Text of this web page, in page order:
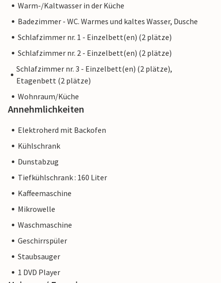
Warm-/Kaltwasser in der Küche
Badezimmer - WC. Warmes und kaltes Wasser, Dusche
Schlafzimmer nr. 1 - Einzelbett(en) (2 plätze)
Schlafzimmer nr. 2 - Einzelbett(en) (2 plätze)
Schlafzimmer nr. 3 - Einzelbett(en) (2 plätze),
Etagenbett (2 plätze)
Wohnraum/Küche
Annehmlichkeiten
Elektroherd mit Backofen
Kühlschrank
Dunstabzug
Tiefkühlschrank : 160 Liter
Kaffeemaschine
Mikrowelle
Waschmaschine
Geschirrspüler
Staubsauger
1 DVD Player